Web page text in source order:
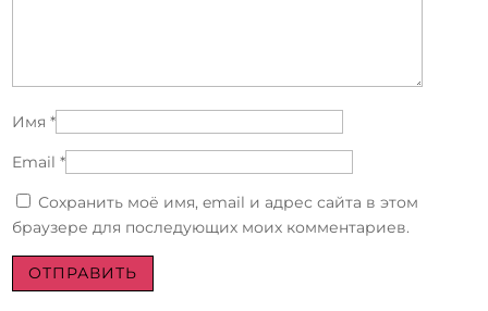
Имя*
Email*
Сохранить моё имя, email и адрес сайта в этом
браузере для последующих моих комментариев.